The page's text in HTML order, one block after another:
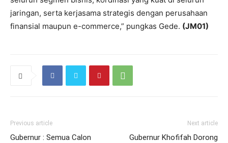
jaringan, serta kerjasama strategis dengan perusahaan
finansial maupun e-commerce,” pungkas Gede. (JM01)
Previous article
Gubernur : Semua Calon
Next article
Gubernur Khofifah Dorong